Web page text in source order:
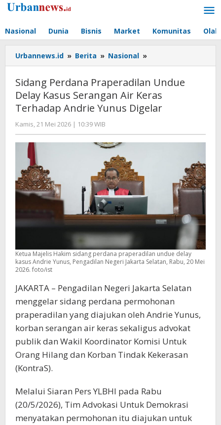
Lewati
Nasional Dunia Bisnis Market Komunitas
Urbannews.id » Berita » Nasional »
Perdana
Undue
Delay
Kasus
Keras
Sidang Perdana Praperadilan Undue
Delay Kasus Serangan Air Keras
Terhadap Andrie Yunus Digelar
Kamis, 21 Mei 2026 | 10:39 WIB
Editor
Ketua Majelis Hakim sidang perdana praperadilan undue delay
kasus Andrie Yunus, Pengadilan Negeri Jakarta Selatan, Rabu, 20 Mei
2026. foto/ist
JAKARTA – Pengadilan Negeri Jakarta Selatan
menggelar sidang perdana permohonan
praperadilan yang diajukan oleh Andrie Yunus,
korban serangan air keras sekaligus advokat
publik dan Wakil Koordinator Komisi Untuk
Orang Hilang dan Korban Tindak Kekerasan
(KontraS).
Melalui Siaran Pers YLBHI pada Rabu
(20/5/2026), Tim Advokasi Untuk Demokrasi
menyatakan permohonan itu diajukan untuk